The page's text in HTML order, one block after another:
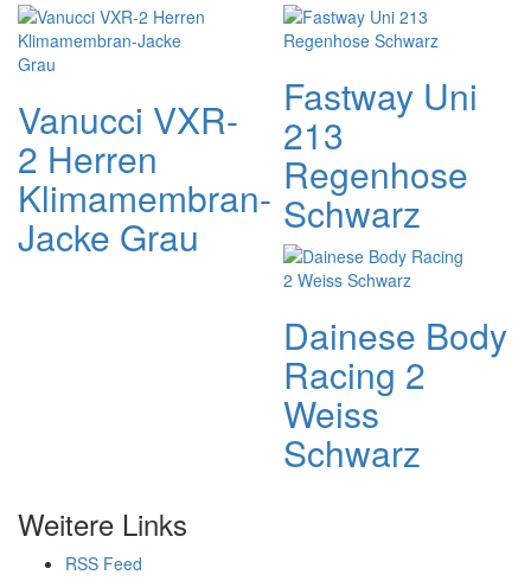
Vanucci VXR-
2 Herren
Klimamembran-
Jacke Grau
Fastway Uni
213
Regenhose
Schwarz
Dainese Body
Racing 2
Weiss
Schwarz
Weitere Links
RSS Feed